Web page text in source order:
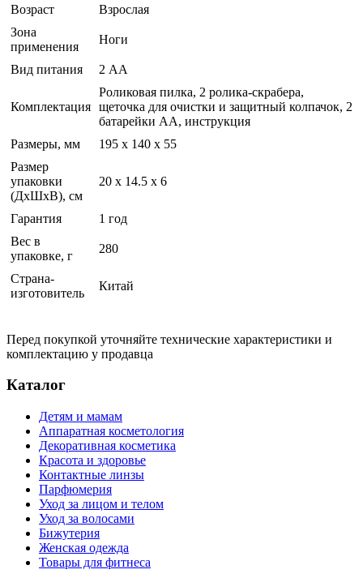
Возраст
Взрослая
Зона
применения
Ноги
Вид питания 2 АА
Комплектация
Роликовая пилка, 2 ролика-скрабера,
щеточка для очистки и защитный колпачок, 2
батарейки АА, инструкция
Размеры, мм
195 x 140 x 55
Размер
упаковки
(ДхШхВ), см
20 x 14.5 x 6
Гарантия
1 год
Вес в
упаковке, г
280
Страна-
изготовитель
Китай
Перед покупкой уточняйте технические характеристики и
комплектацию у продавца
Каталог
Детям и мамам
Аппаратная косметология
Декоративная косметика
Красота и здоровье
Контактные линзы
Парфюмерия
Уход за лицом и телом
Уход за волосами
Бижутерия
Женская одежда
Товары для фитнеса